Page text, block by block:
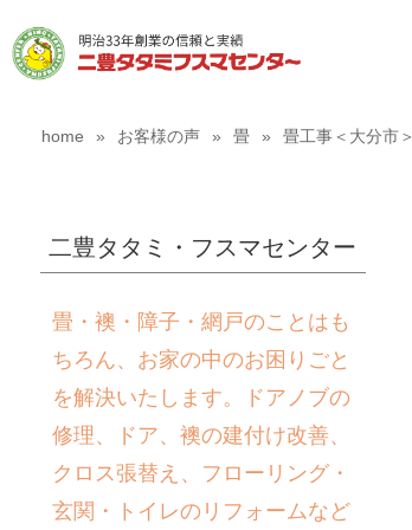
home » お客様の声 » 畳 » 畳工事＜大分市＞
二豊タタミ・フスマセンター
畳・襖・障子・網戸のことはも
ちろん、お家の中のお困りごと
を解決いたします。ドアノブの
修理、ドア、襖の建付け改善、
クロス張替え、フローリング・
玄関・トイレのリフォームなど